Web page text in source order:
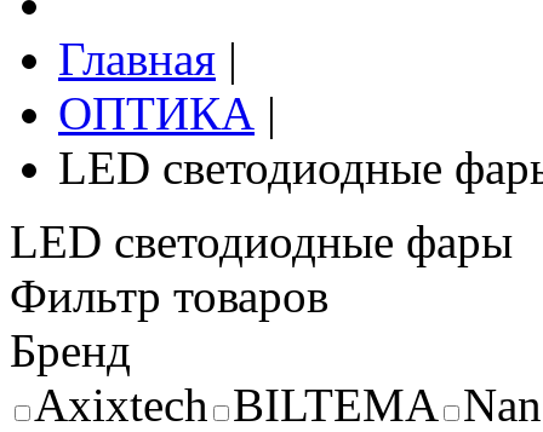
Главная |
ОПТИКА |
LED светодиодные
LED светодиодные фары
Фильтр товаров
Бренд
Axixtech BILTEMA